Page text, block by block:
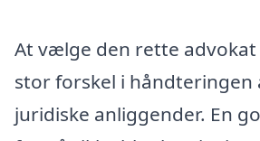
At vælge den rette advokat
stor forskel i håndteringen
juridiske anliggender. En